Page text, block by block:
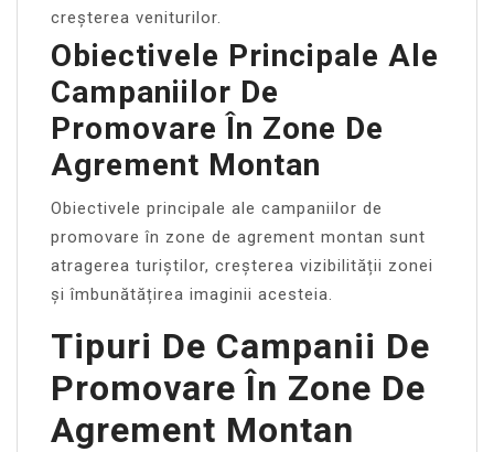
creșterea veniturilor.
Obiectivele Principale Ale
Campaniilor De
Promovare În Zone De
Agrement Montan
Obiectivele principale ale campaniilor de
promovare în zone de agrement montan sunt
atragerea turiștilor, creșterea vizibilității zonei
și îmbunătățirea imaginii acesteia.
Tipuri De Campanii De
Promovare În Zone De
Agrement Montan